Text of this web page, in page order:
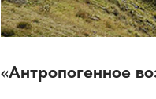
«Антропогенное